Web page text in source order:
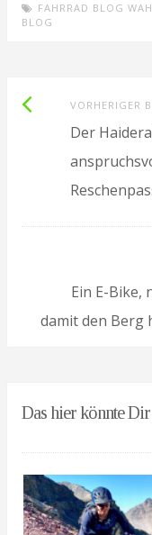
FAHRRAD BLOG
BLOG
VORHERIGER
Der
Ein E-Bike,
damit den Berg
Das hier könnte